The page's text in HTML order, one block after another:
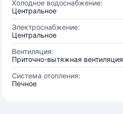
Холодное водоснабжение:
Центральное
Электроснабжение:
Центральное
Вентиляция:
Приточно-вытяжная вентиляция
Система отопления:
Печное